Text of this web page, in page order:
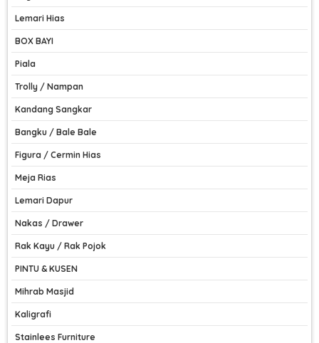
Lemari Hias
BOX BAYI
Piala
Trolly / Nampan
Kandang Sangkar
Bangku / Bale Bale
Figura / Cermin Hias
Meja Rias
Lemari Dapur
Nakas / Drawer
Rak Kayu / Rak Pojok
PINTU & KUSEN
Mihrab Masjid
Kaligrafi
Stainlees Furniture